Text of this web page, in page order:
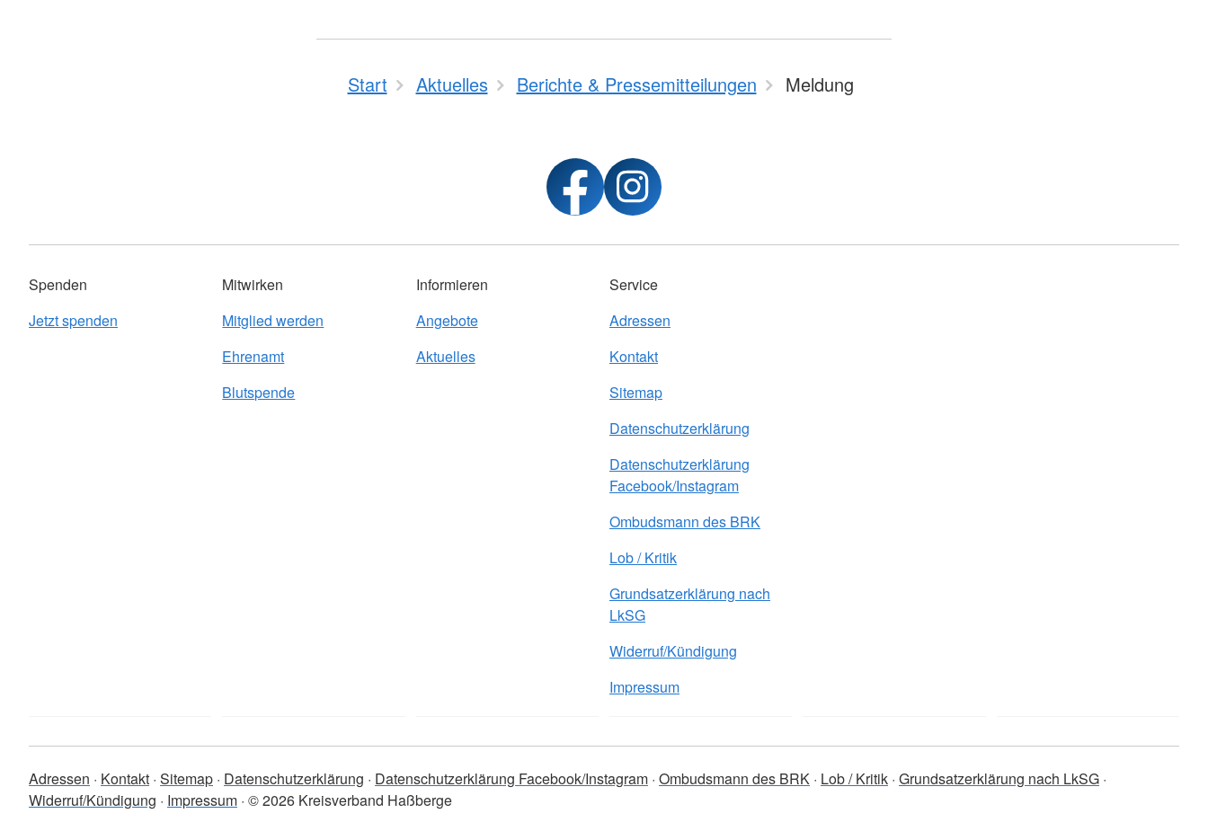
Start Aktuelles Berichte & Pressemitteilungen Meldung
Spenden
Jetzt spenden
Mitwirken
Mitglied werden
Ehrenamt
Blutspende
Informieren
Angebote
Aktuelles
Service
Adressen
Kontakt
Sitemap
Datenschutzerklärung
Datenschutzerklärung
Facebook/Instagram
Ombudsmann des BRK
Lob / Kritik
Grundsatzerklärung nach
LkSG
Widerruf/Kündigung
Impressum
Adressen Kontakt Sitemap Datenschutzerklärung Datenschutzerklärung Facebook/Instagram Ombudsmann des BRK Lob / Kritik Grundsatzerklärung nach LkSG
Widerruf/Kündigung
Impressum © 2026 Kreisverband Haßberge